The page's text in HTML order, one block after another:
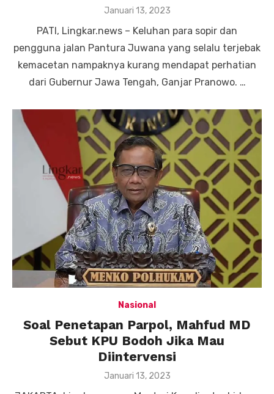
Posted
Januari 13, 2023
PATI, Lingkar.news – Keluhan para sopir dan
pengguna jalan Pantura Juwana yang selalu terjebak
kemacetan nampaknya kurang mendapat perhatian
dari Gubernur Jawa Tengah, Ganjar Pranowo. …
Nasional
Soal Penetapan Parpol, Mahfud MD
Sebut KPU Bodoh Jika Mau
Diintervensi
Posted
Januari 13, 2023